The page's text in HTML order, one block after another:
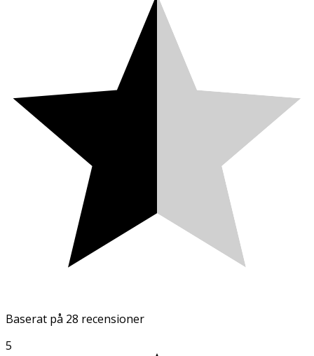
Baserat på 28 recensioner
5